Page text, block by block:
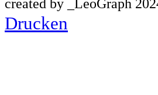
created by _LeoGraph
Drucken